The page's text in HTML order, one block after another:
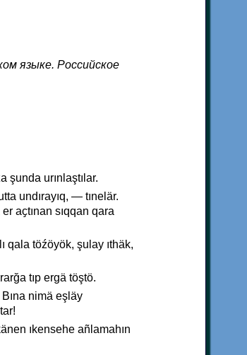
языке. Российское
şunda urınlaştılar.
undırayıq, — tınelär.
aҫtınan sıqqan qara
qala töźöyök, şulay ıthäk,
tıp ergä töştö.
nimä eşläy
ıkensehe añlamahın